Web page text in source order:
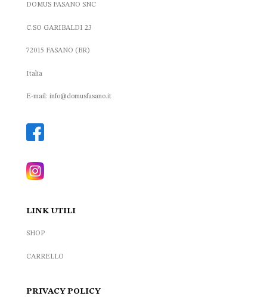
DOMUS FASANO SNC
C.SO GARIBALDI 23
72015 FASANO (BR)
Italia
E-mail: info@domusfasano.it
LINK UTILI
SHOP
CARRELLO
PRIVACY POLICY